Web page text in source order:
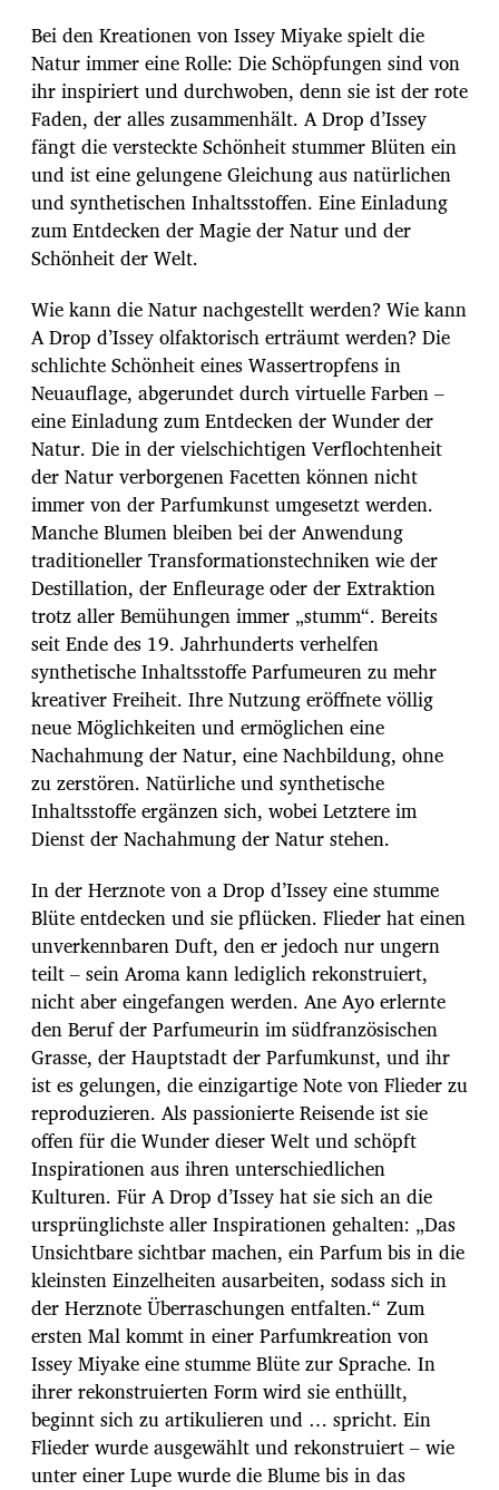
Bei den Kreationen von Issey Miyake spielt die
Natur immer eine Rolle: Die Schöpfungen sind von
ihr inspiriert und durchwoben, denn sie ist der rote
Faden, der alles zusammenhält. A Drop d’Issey
fängt die versteckte Schönheit stummer Blüten ein
und ist eine gelungene Gleichung aus natürlichen
und synthetischen Inhaltsstoffen. Eine Einladung
zum Entdecken der Magie der Natur und der
Schönheit der Welt.
Wie kann die Natur nachgestellt werden? Wie kann
A Drop d’Issey olfaktorisch erträumt werden? Die
schlichte Schönheit eines Wassertropfens in
Neuauflage, abgerundet durch virtuelle Farben –
eine Einladung zum Entdecken der Wunder der
Natur. Die in der vielschichtigen Verflochtenheit
der Natur verborgenen Facetten können nicht
immer von der Parfumkunst umgesetzt werden.
Manche Blumen bleiben bei der Anwendung
traditioneller Transformationstechniken wie der
Destillation, der Enfleurage oder der Extraktion
trotz aller Bemühungen immer „stumm“. Bereits
seit Ende des 19. Jahrhunderts verhelfen
synthetische Inhaltsstoffe Parfumeuren zu mehr
kreativer Freiheit. Ihre Nutzung eröffnete völlig
neue Möglichkeiten und ermöglichen eine
Nachahmung der Natur, eine Nachbildung, ohne
zu zerstören. Natürliche und synthetische
Inhaltsstoffe ergänzen sich, wobei Letztere im
Dienst der Nachahmung der Natur stehen.
In der Herznote von a Drop d’Issey eine stumme
Blüte entdecken und sie pflücken. Flieder hat einen
unverkennbaren Duft, den er jedoch nur ungern
teilt – sein Aroma kann lediglich rekonstruiert,
nicht aber eingefangen werden. Ane Ayo erlernte
den Beruf der Parfumeurin im südfranzösischen
Grasse, der Hauptstadt der Parfumkunst, und ihr
ist es gelungen, die einzigartige Note von Flieder zu
reproduzieren. Als passionierte Reisende ist sie
offen für die Wunder dieser Welt und schöpft
Inspirationen aus ihren unterschiedlichen
Kulturen. Für A Drop d’Issey hat sie sich an die
ursprünglichste aller Inspirationen gehalten: „Das
Unsichtbare sichtbar machen, ein Parfum bis in die
kleinsten Einzelheiten ausarbeiten, sodass sich in
der Herznote Überraschungen entfalten.“ Zum
ersten Mal kommt in einer Parfumkreation von
Issey Miyake eine stumme Blüte zur Sprache. In
ihrer rekonstruierten Form wird sie enthüllt,
beginnt sich zu artikulieren und … spricht. Ein
Flieder wurde ausgewählt und rekonstruiert – wie
unter einer Lupe wurde die Blume bis in das